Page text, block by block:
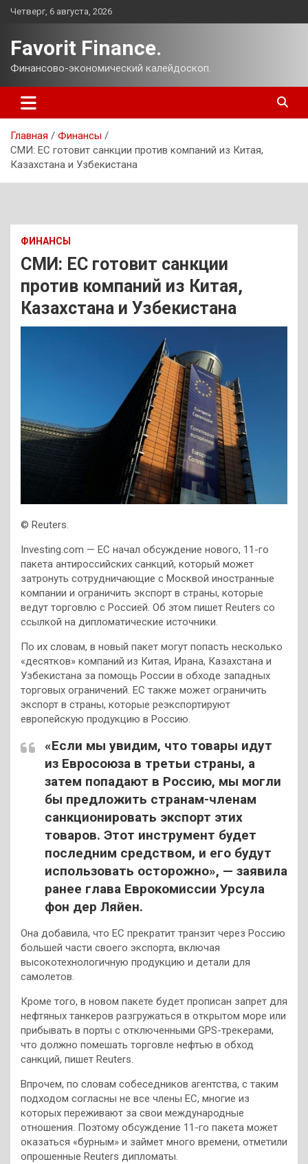
Перейти
Четверг, 6 августа, 2026
Favorit Finance.
Финансово-экономический калейдоскоп.
Главная
Финансы
СМИ: ЕС готовит санкции против компаний из Китая,
Казахстана и Узбекистана
ФИНАНСЫ
СМИ: ЕС готовит санкции
против компаний из Китая,
Казахстана и Узбекистана
© Reuters.
Investing.com — ЕС начал обсуждение нового, 11-го
пакета антироссийских санкций, который может
затронуть сотрудничающие с Москвой иностранные
компании и ограничить экспорт в страны, которые
ведут торговлю с Россией. Об этом пишет Reuters со
ссылкой на дипломатические источники.
По их словам, в новый пакет могут попасть несколько
«десятков» компаний из Китая, Ирана, Казахстана и
Узбекистана за помощь России в обходе западных
торговых ограничений. ЕС также может ограничить
экспорт в страны, которые реэкспортируют
европейскую продукцию в Россию.
«Если мы увидим, что товары идут
из Евросоюза в третьи страны, а
затем попадают в Россию, мы могли
бы предложить странам-членам
санкционировать экспорт этих
товаров. Этот инструмент будет
последним средством, и его будут
использовать осторожно», — заявила
ранее глава Еврокомиссии Урсула
фон дер Ляйен.
Она добавила, что ЕС прекратит транзит через Россию
большей части своего экспорта, включая
высокотехнологичную продукцию и детали для
самолетов.
Кроме того, в новом пакете будет прописан запрет для
нефтяных танкеров разгружаться в открытом море или
прибывать в порты с отключенными GPS-трекерами,
что должно помешать торговле нефтью в обход
санкций, пишет Reuters.
Впрочем, по словам собеседников агентства, с таким
подходом согласны не все члены ЕС, многие из
которых переживают за свои международные
отношения. Поэтому обсуждение 11-го пакета может
оказаться «бурным» и займет много времени, отметили
опрошенные Reuters дипломаты.